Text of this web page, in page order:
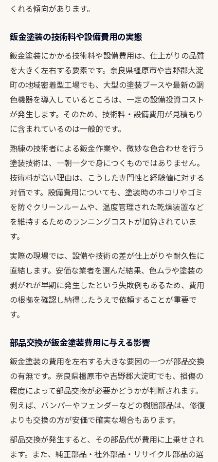
くれる傾向があります。
鈑金塗装の技術料や設備費用の実態
鈑金塗装にかかる技術料や設備費用は、仕上がりの品質
を大きく左右する要素です。奈良県橿原市や吉野郡大淀
町の地域密着型工場でも、大型の塗装ブースや最新の調
色機器を導入しているところは、一定の設備投資コスト
が発生します。そのため、技術料・設備費用が見積もり
に含まれているのは一般的です。
熟練の技術者による鈑金作業や、微妙な色合わせを行う
塗装技術は、一朝一夕で身につくものではありません。
技術料が高い理由は、こうした専門性と経験値に対する
対価です。設備費用についても、塗装時のホコリやゴミ
を防ぐクリーンルームや、温度管理された乾燥装置など
を維持するためのランニングコストが加算されていま
す。
実際の現場では、設備や技術の差が仕上がりや耐久性に
直結します。安価な業者を選んだ結果、色ムラや塗装の
剥がれが早期に発生したという失敗例もあるため、費用
の根拠を確認し納得したうえで依頼することが重要で
す。
部品交換が鈑金塗装費用に与える影響
鈑金塗装の費用を左右する大きな要因の一つが部品交換
の有無です。奈良県橿原市や吉野郡大淀町でも、損傷の
程度によって部品交換が必要かどうかが判断されます。
例えば、バンパーやフェンダーなどの樹脂部品は、修復
よりも交換の方が安価で確実な場合もあります。
部品交換が発生すると、その部品代が費用に上乗せされ
ます。また、純正部品・社外部品・リサイクル部品の選